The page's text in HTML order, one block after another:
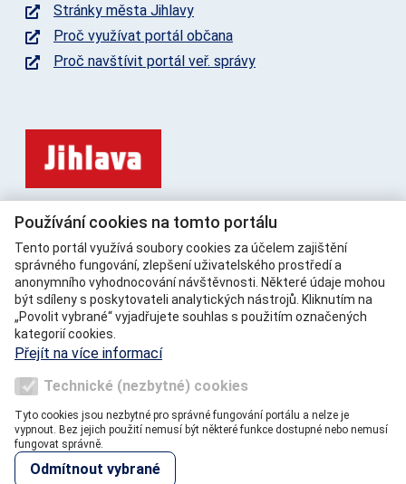
Stránky města Jihlavy
Proč využívat portál občana
Proč navštívit portál veř. správy
Statutární město Jihlava,
Masarykovo náměstí 97/1, 586 01 Jihlava
Telefon: +420 565 591 111
E-mail: epodatelna@jihlava-city.cz
IČ: 00286010
DIČ: CZ00286010
číslo účtu: 1466072369/0800
(c) VERA, spol s r.o. |
Používání cookies na tomto portálu
Tento portál využívá soubory cookies za účelem zajištění
správného fungování, zlepšení uživatelského prostředí a
anonymního vyhodnocování návštěvnosti. Některé údaje mohou
být sdíleny s poskytovateli analytických nástrojů. Kliknutím na
„Povolit vybrané“ vyjadřujete souhlas s použitím označených
kategorií cookies.
Přejít na více informací
Technické (nezbytné) cookies
Tyto cookies jsou nezbytné pro správné fungování portálu a nelze je
vypnout. Bez jejich použití nemusí být některé funkce dostupné nebo nemusí
fungovat správně.
Odmítnout vybrané